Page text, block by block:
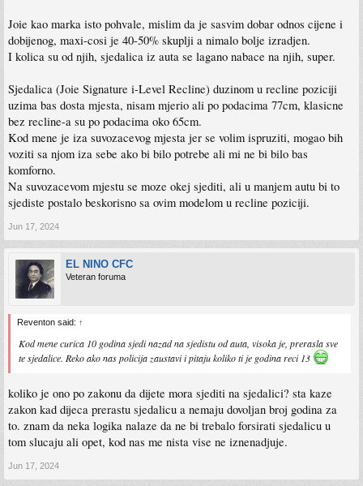
Joie kao marka isto pohvale, mislim da je sasvim dobar odnos cijene i
dobijenog, maxi-cosi je 40-50% skuplji a nimalo bolje izradjen.
I kolica su od njih, sjedalica iz auta se lagano nabace na njih, super.
Sjedalica (Joie Signature i-Level Recline) duzinom u recline poziciji
uzima bas dosta mjesta, nisam mjerio ali po podacima 77cm, klasicne
bez recline-a su po podacima oko 65cm.
Kod mene je iza suvozacevog mjesta jer se volim ispruziti, mogao bih
voziti sa njom iza sebe ako bi bilo potrebe ali mi ne bi bilo bas
komforno.
Na suvozacevom mjestu se moze okej sjediti, ali u manjem autu bi to
sjediste postalo beskorisno sa ovim modelom u recline poziciji.
Jun 17, 2024
EL NINO CFC
Veteran foruma
Reventon said: ↑
Kod mene curica 10 godina sjedi nazad na sjedistu od auta, visoka je, prerasla sve
te sjedalice. Reko ako nas policija zaustavi i pitaju koliko ti je godina reci 13
koliko je ono po zakonu da dijete mora sjediti na sjedalici? sta kaze
zakon kad dijeca prerastu sjedalicu a nemaju dovoljan broj godina za
to. znam da neka logika nalaze da ne bi trebalo forsirati sjedalicu u
tom slucaju ali opet, kod nas me nista vise ne iznenadjuje.
Jun 17, 2024